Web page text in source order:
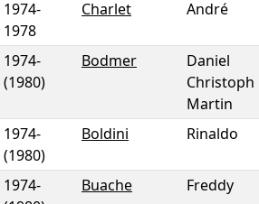
1974-
1978
Charlet André
1974-
(1980)
Bodmer
Daniel
Christoph
Martin
1974-
(1980)
Boldini Rinaldo
1974-
Buache Freddy